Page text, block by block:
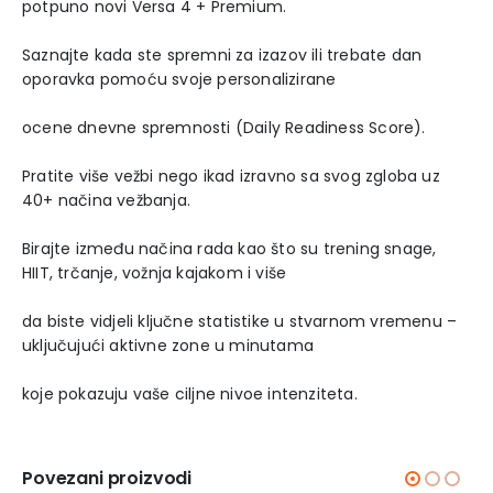
potpuno novi Versa 4 + Premium.
Saznajte kada ste spremni za izazov ili trebate dan
oporavka pomoću svoje personalizirane
ocene dnevne spremnosti (Daily Readiness Score).
Pratite više vežbi nego ikad izravno sa svog zgloba uz
40+ načina vežbanja.
Birajte između načina rada kao što su trening snage,
HIIT, trčanje, vožnja kajakom i više
da biste vidjeli ključne statistike u stvarnom vremenu –
uključujući aktivne zone u minutama
koje pokazuju vaše ciljne nivoe intenziteta.
Povezani proizvodi